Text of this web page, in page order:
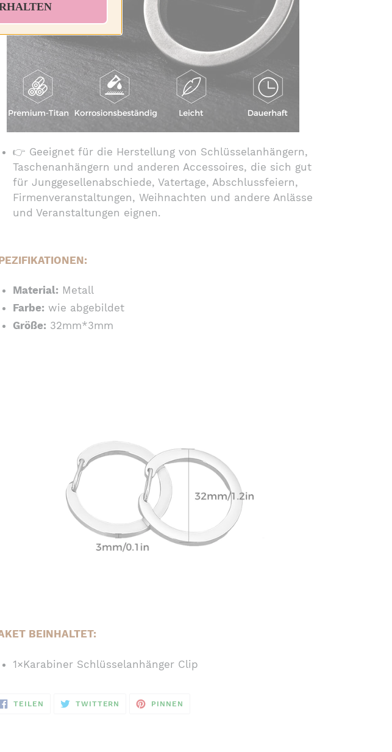
👉 Geeignet für die Herstellung von Schlüsselanhängern,
Taschenanhängern und anderen Accessoires, die sich gut
für Junggesellenabschiede, Vatertage, Abschlussfeiern,
Firmenveranstaltungen, Weihnachten und andere Anlässe
und Veranstaltungen eignen.
Material: Metall
Farbe: wie abgebildet
Größe: 32mm*3mm
BEINHALTET:
1×Karabiner Schlüsselanhänger Clip
TEILEN
FACEBOOK
TWITTERN
TWITTER
PINNEN